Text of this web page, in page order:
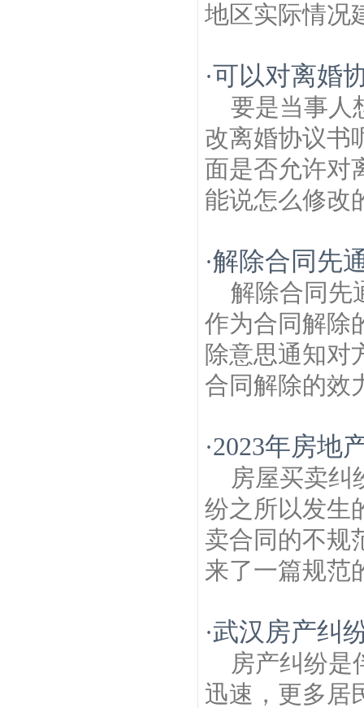
地区实际情况
·可以对离婚
要是当事人
改离婚协议书
面是否允许对
能说怎么修改
·解除合同先
解除合同先
作为合同解除
除意思通知对
合同解除的效
·2023年房地
房屋买卖纠
纷之所以发生
卖合同的不规
来了一篇规范
·武汉房产纠
房产纠纷是
迅速，更多居